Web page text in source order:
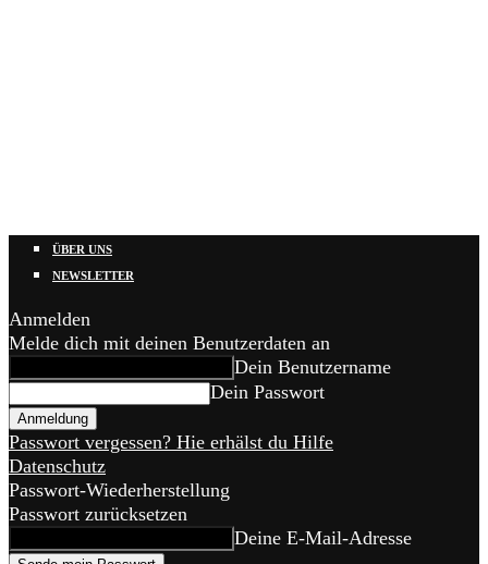
ÜBER UNS
NEWSLETTER
Anmelden
Melde dich mit deinen Benutzerdaten an
Dein Benutzername
Dein Passwort
Passwort vergessen? Hie erhälst du Hilfe
Datenschutz
Passwort-Wiederherstellung
Passwort zurücksetzen
Deine E-Mail-Adresse